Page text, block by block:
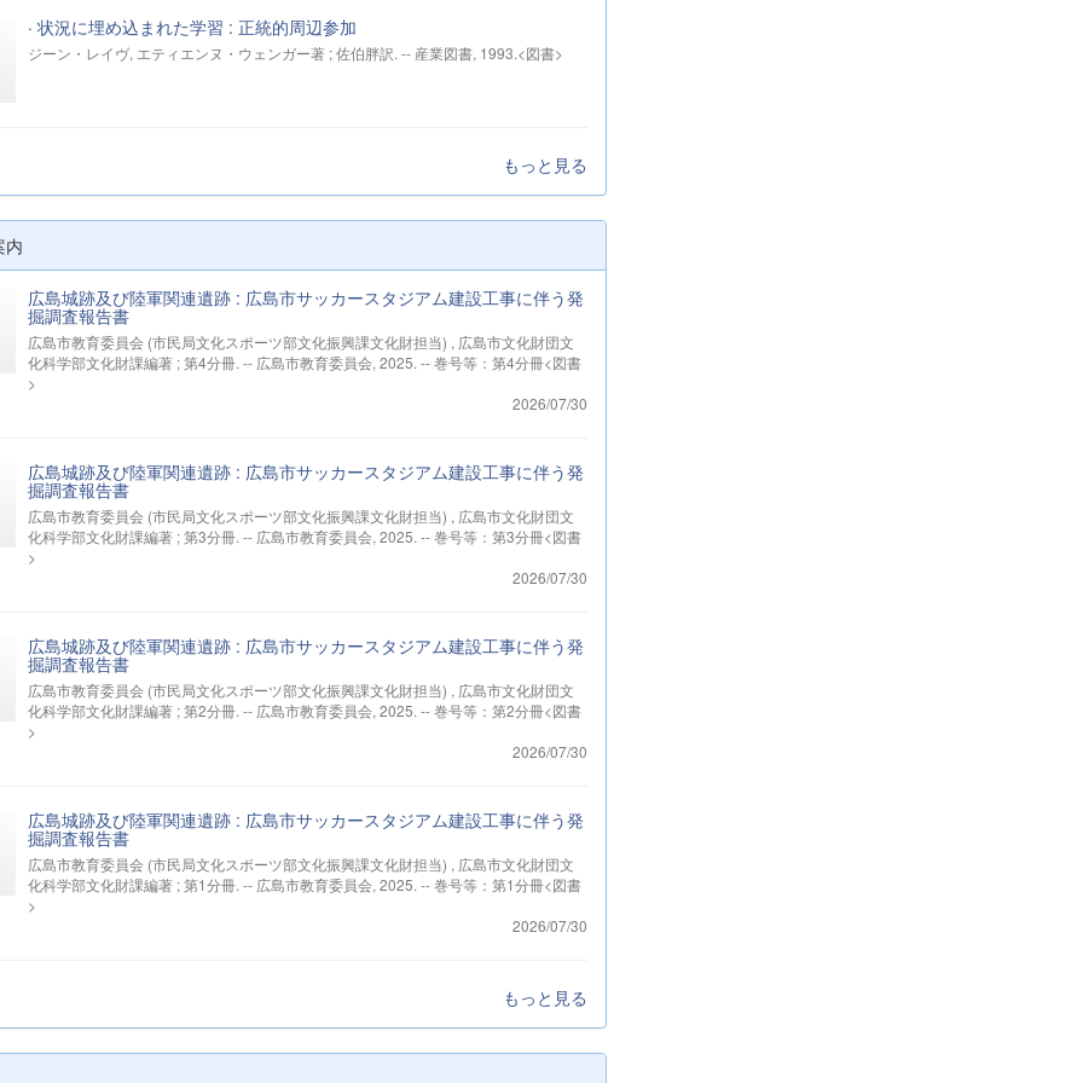
· 状況に埋め込まれた学習 : 正統的周辺参加
ジーン・レイヴ, エティエンヌ・ウェンガー著 ; 佐伯胖訳. -- 産業図書, 1993.<図書>
もっと見る
内
広島城跡及び陸軍関連遺跡 : 広島市サッカースタジアム建設工事に伴う発
掘調査報告書
広島市教育委員会 (市民局文化スポーツ部文化振興課文化財担当) , 広島市文化財団文
化科学部文化財課編著 ; 第4分冊. -- 広島市教育委員会, 2025. -- 巻号等：第4分冊<図書
>
2026/07/30
広島城跡及び陸軍関連遺跡 : 広島市サッカースタジアム建設工事に伴う発
掘調査報告書
広島市教育委員会 (市民局文化スポーツ部文化振興課文化財担当) , 広島市文化財団文
化科学部文化財課編著 ; 第3分冊. -- 広島市教育委員会, 2025. -- 巻号等：第3分冊<図書
>
2026/07/30
広島城跡及び陸軍関連遺跡 : 広島市サッカースタジアム建設工事に伴う発
掘調査報告書
広島市教育委員会 (市民局文化スポーツ部文化振興課文化財担当) , 広島市文化財団文
化科学部文化財課編著 ; 第2分冊. -- 広島市教育委員会, 2025. -- 巻号等：第2分冊<図書
>
2026/07/30
広島城跡及び陸軍関連遺跡 : 広島市サッカースタジアム建設工事に伴う発
掘調査報告書
広島市教育委員会 (市民局文化スポーツ部文化振興課文化財担当) , 広島市文化財団文
化科学部文化財課編著 ; 第1分冊. -- 広島市教育委員会, 2025. -- 巻号等：第1分冊<図書
>
2026/07/30
もっと見る